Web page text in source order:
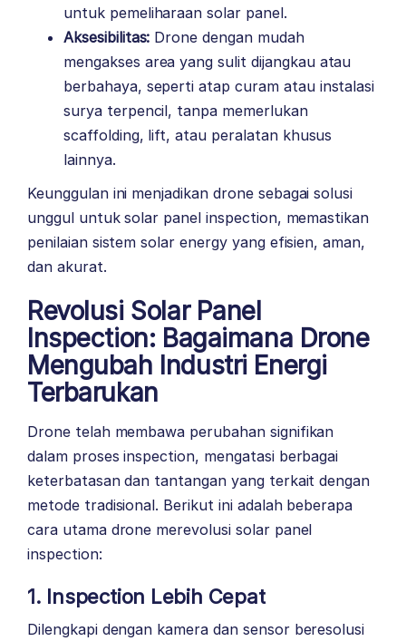
untuk pemeliharaan solar panel.
Aksesibilitas: Drone dengan mudah
mengakses area yang sulit dijangkau atau
berbahaya, seperti atap curam atau instalasi
surya terpencil, tanpa memerlukan
scaffolding, lift, atau peralatan khusus
lainnya.
Keunggulan ini menjadikan drone sebagai solusi
unggul untuk solar panel inspection, memastikan
penilaian sistem solar energy yang efisien, aman,
dan akurat.
Revolusi Solar Panel
Inspection: Bagaimana Drone
Mengubah Industri Energi
Terbarukan
Drone telah membawa perubahan signifikan
dalam proses inspection, mengatasi berbagai
keterbatasan dan tantangan yang terkait dengan
metode tradisional. Berikut ini adalah beberapa
cara utama drone merevolusi solar panel
inspection:
1. Inspection Lebih Cepat
Dilengkapi dengan kamera dan sensor beresolusi